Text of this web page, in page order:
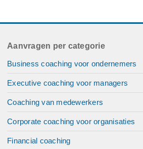
Aanvragen per categorie
Business coaching voor ondernemers
Executive coaching voor managers
Coaching van medewerkers
Corporate coaching voor organisaties
Financial coaching